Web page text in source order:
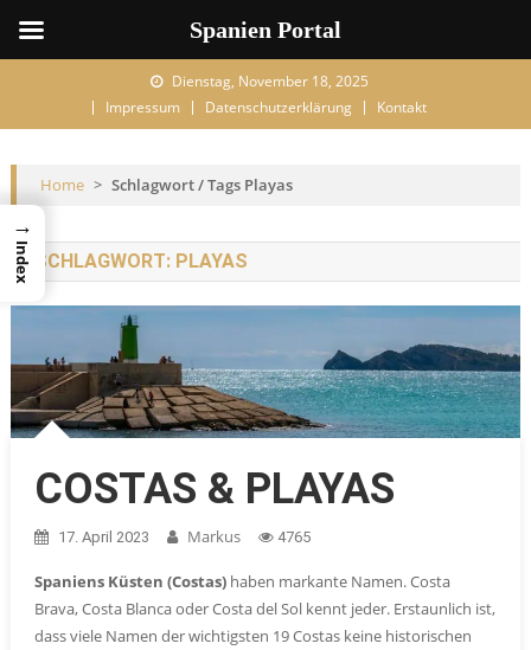
Dienstag, November 18, 2025
Impressum
Datenschutzerklärung Kontakt
Home > Schlagwort / Tags Playas
SCHLAGWORT: PLAYAS
COSTAS & PLAYAS
17. April 2023 Markus 4765
Spaniens Küsten (Costas) haben markante Namen. Costa
Brava, Costa Blanca oder Costa del Sol kennt jeder. Erstaunlich ist,
dass viele Namen der wichtigsten 19 Costas keine historischen
→
Index
Spanien Portal